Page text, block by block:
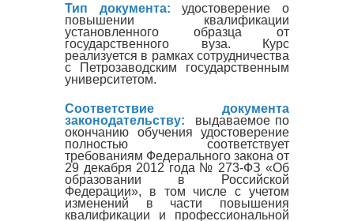
Тип документа:удостоверение о
повышении квалификации
установленного образца от
государственного вуза. Курс
реализуется в рамках сотрудничества
с Петрозаводским государственным
университетом.
Соответствие документа
законодательству: выдаваемое по
окончанию обучения удостоверение
полностью соответствует
требованиям Федерального закона от
29 декабря 2012 года № 273-ФЗ «Об
образовании в Российской
Федерации», в том числе с учетом
изменений в части повышения
квалификации и профессиональной